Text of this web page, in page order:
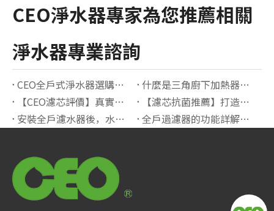
CEO淨水器專家為您推薦相關
淨水器專業諮詢
CEO全戶式淨水器選購指南：打造純淨健康的居家用水環境
什麼是三角廚下加熱器？原理、優點與適用場景解析
【CEO濾芯評價】真實用戶分享，抗菌效果有感!
【濾芯抗菌推薦】打造健康洗滌環境首選指南
安裝全戶濾水器後，水塔會不會長青苔？如何預防？【完整解析+實用建議】
全戶過濾器的功能詳解及使用場景｜打造全屋淨水的最佳選擇